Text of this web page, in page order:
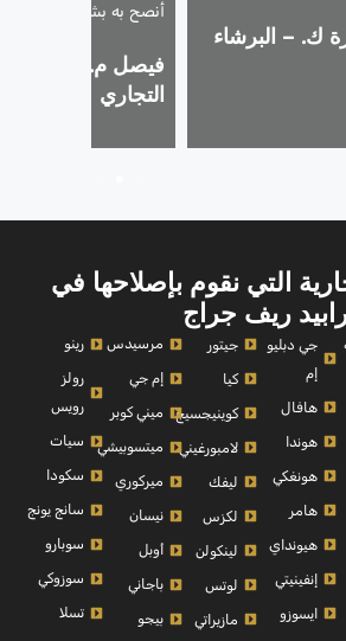
ك. – البرشاء
أنصح به بشدة!
فيصل م. – الخليج
التجاري
التي نقوم بإصلاحها في
ريف جراج
جي دبليو
إم
هافال
هوندا
هونغكي
هامر
هيونداي
إنفينيتي
ايسوزو
جيتور
كيا
كوينيجسيج
لامبورغيني
ليفك
لكزس
لينكولن
لوتس
مازيراتي
مرسيدس
إم جي
ميني كوبر
ميتسوبيشي
ميركوري
نيسان
أوبل
باجاني
بيجو
رينو
رولز
رويس
سيات
سكودا
سانج يونج
سوبارو
سوزوكي
تسلا